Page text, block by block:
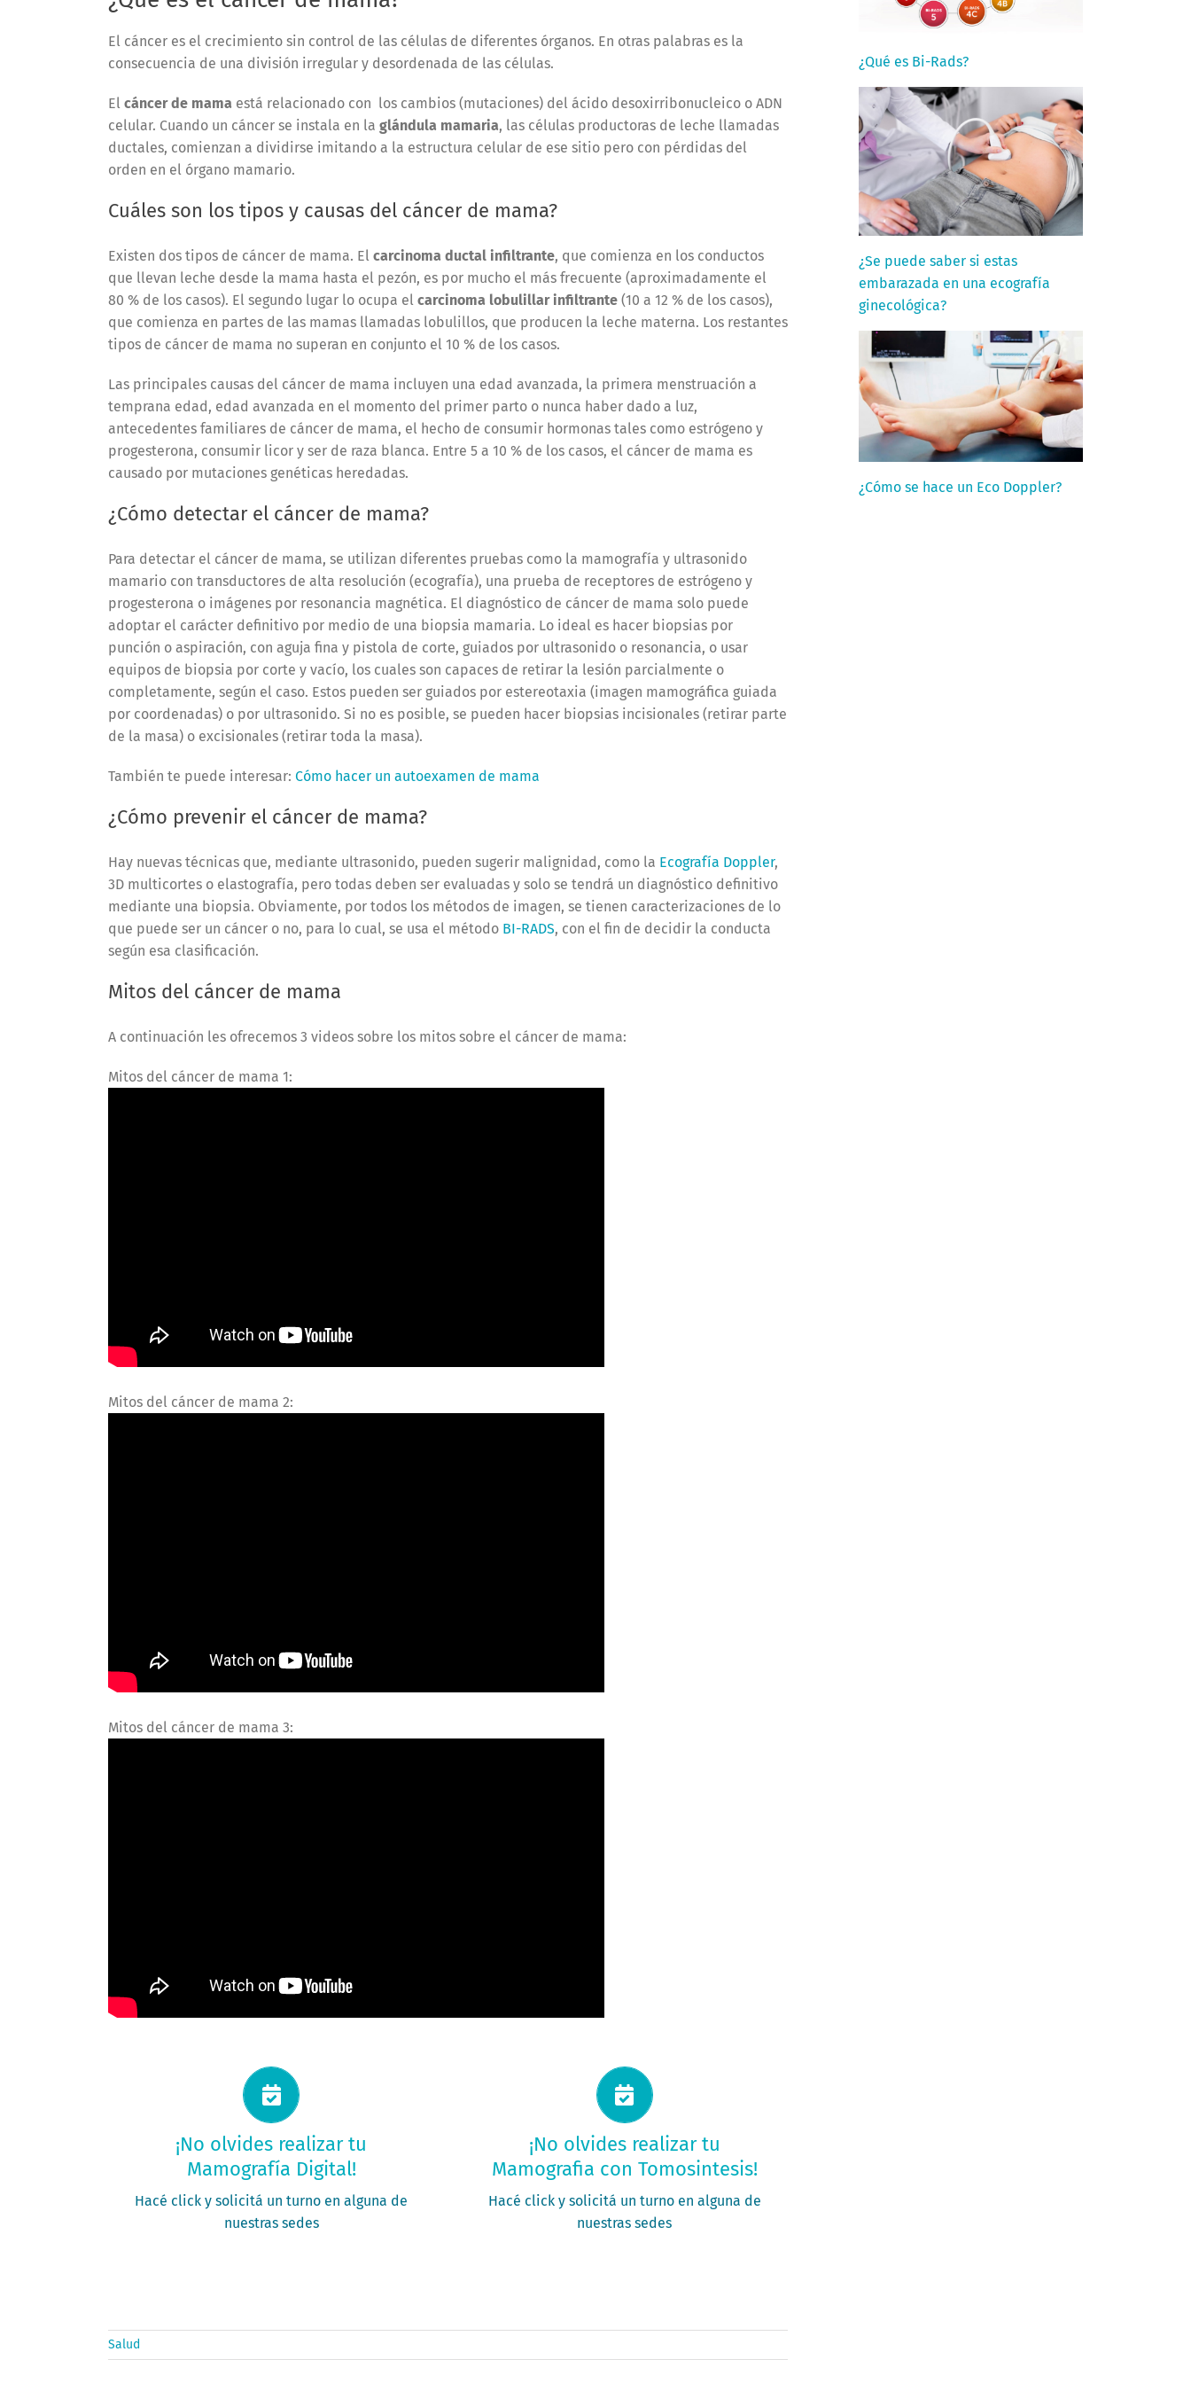
El cáncer es el crecimiento sin control de las células de diferentes órganos. En otras palabras es la
consecuencia de una división irregular y desordenada de las células.
El cáncer de mamaestá relacionado con los cambios (mutaciones) del ácido desoxirribonucleico o ADN
celular. Cuando un cáncer se instala en la glándula mamaria, las células productoras de leche llamadas
ductales, comienzan a dividirse imitando a la estructura celular de ese sitio pero con pérdidas del
orden en el órgano mamario.
Cuáles son los tipos y causas del cáncer de mama?
Existen dos tipos de cáncer de mama. El carcinoma ductal infiltrante, que comienza en los conductos
que llevan leche desde la mama hasta el pezón, es por mucho el más frecuente (aproximadamente el
80 % de los casos). El segundo lugar lo ocupa el carcinoma lobulillar infiltrante(10 a 12 % de los casos),
que comienza en partes de las mamas llamadas lobulillos, que producen la leche materna. Los restantes
tipos de cáncer de mama no superan en conjunto el 10 % de los casos.
Las principales causas del cáncer de mama incluyen una edad avanzada, la primera menstruación a
temprana edad, edad avanzada en el momento del primer parto o nunca haber dado a luz,
antecedentes familiares de cáncer de mama, el hecho de consumir hormonas tales como estrógeno y
progesterona, consumir licor y ser de raza blanca. Entre 5 a 10 % de los casos, el cáncer de mama es
causado por mutaciones genéticas heredadas.
¿Cómo detectar el cáncer de mama?
Para detectar el cáncer de mama, se utilizan diferentes pruebas como la mamografía y ultrasonido
mamario con transductores de alta resolución (ecografía), una prueba de receptores de estrógeno y
progesterona o imágenes por resonancia magnética. El diagnóstico de cáncer de mama solo puede
adoptar el carácter definitivo por medio de una biopsia mamaria. Lo ideal es hacer biopsias por
punción o aspiración, con aguja fina y pistola de corte, guiados por ultrasonido o resonancia, o usar
equipos de biopsia por corte y vacío, los cuales son capaces de retirar la lesión parcialmente o
completamente, según el caso. Estos pueden ser guiados por estereotaxia (imagen mamográfica guiada
por coordenadas) o por ultrasonido. Si no es posible, se pueden hacer biopsias incisionales (retirar parte
de la masa) o excisionales (retirar toda la masa).
También te puede interesar: Cómo hacer un autoexamen de mama
¿Cómo prevenir el cáncer de mama?
Hay nuevas técnicas que, mediante ultrasonido, pueden sugerir malignidad, como la Ecografía Doppler,
3D multicortes o elastografía, pero todas deben ser evaluadas y solo se tendrá un diagnóstico definitivo
mediante una biopsia. Obviamente, por todos los métodos de imagen, se tienen caracterizaciones de lo
que puede ser un cáncer o no, para lo cual, se usa el método BI-RADS, con el fin de decidir la conducta
según esa clasificación.
Mitos del cáncer de mama
A continuación les ofrecemos 3 videos sobre los mitos sobre el cáncer de mama:
Mitos del cáncer de mama 1:
Mitos del cáncer de mama 2:
Mitos del cáncer de mama 3:
¡No olvides realizar tu
Mamografía Digital!
Hacé click y solicitá un turno en alguna de
nuestras sedes
Solicitá tu turno ahora
PEDÍ TU TURNO
¡No olvides realizar tu
Mamografia con Tomosintesis!
Hacé click y solicitá un turno en alguna de
nuestras sedes
Solicitá tu turno ahora
PEDIR MI TURNO
Salud
¿Qué es Bi-Rads?
¿Se puede saber si estas
embarazada en una ecografía
ginecológica?
¿Cómo se hace un Eco Doppler?